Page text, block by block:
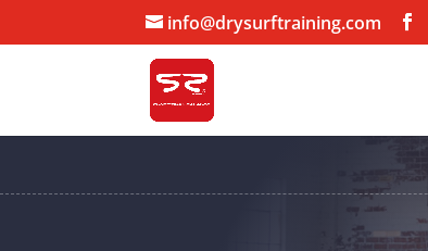
info@drysurftraining.com